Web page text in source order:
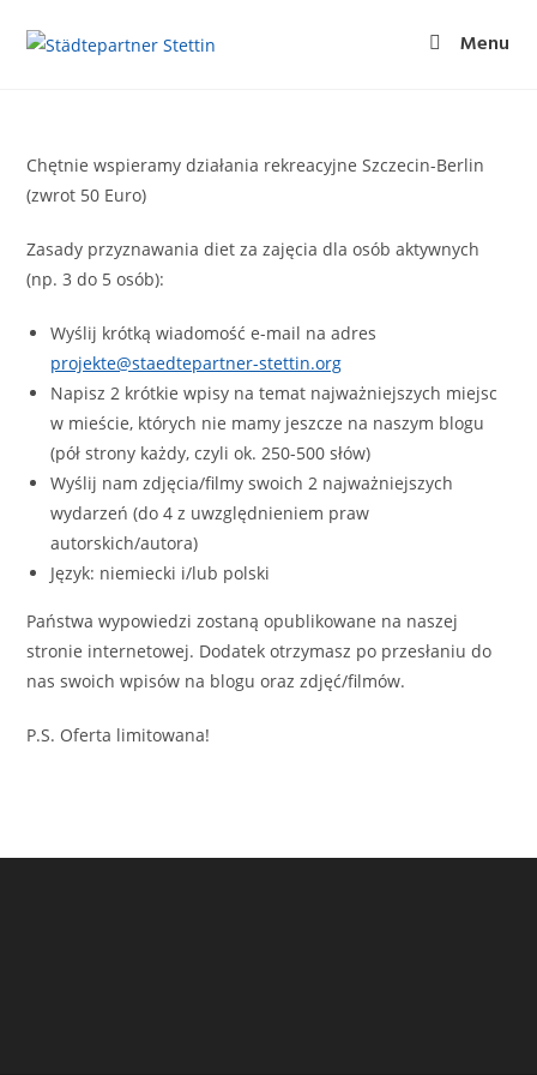
Menu
Chętnie wspieramy działania rekreacyjne Szczecin-Berlin
(zwrot 50 Euro)
Zasady przyznawania diet za zajęcia dla osób aktywnych
(np. 3 do 5 osób):
Wyślij krótką wiadomość e-mail na adres
projekte@staedtepartner-stettin.org
Napisz 2 krótkie wpisy na temat najważniejszych miejsc
w mieście, których nie mamy jeszcze na naszym blogu
(pół strony każdy, czyli ok. 250-500 słów)
Wyślij nam zdjęcia/filmy swoich 2 najważniejszych
wydarzeń (do 4 z uwzględnieniem praw
autorskich/autora)
Język: niemiecki i/lub polski
Państwa wypowiedzi zostaną opublikowane na naszej
stronie internetowej. Dodatek otrzymasz po przesłaniu do
nas swoich wpisów na blogu oraz zdjęć/filmów.
P.S. Oferta limitowana!